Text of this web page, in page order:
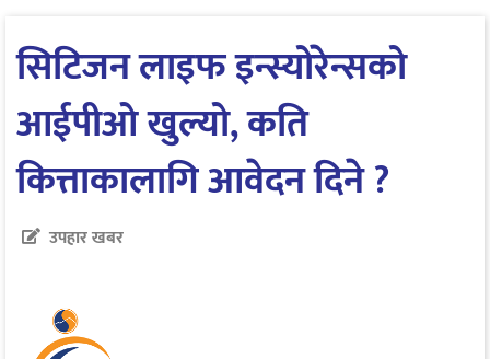
सिटिजन लाइफ इन्स्योरेन्सको
आईपीओ खुल्यो, कति
कित्ताकालागि आवेदन दिने ?
उपहार खबर